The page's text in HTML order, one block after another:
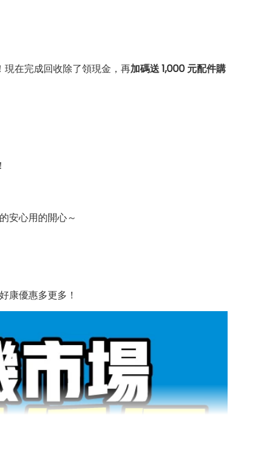
在完成回收除了領現金，再加碼送 1,000 元配件購
安心用的開心～
康優惠多更多！